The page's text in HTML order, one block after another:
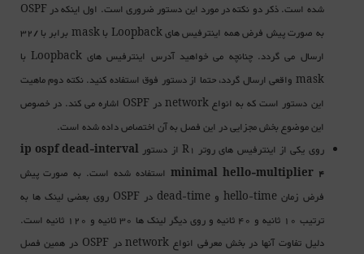
شده است. ذکر دو نکته در مورد این دستور ضروری است. اول اینکه درOSPF
به صورت پیش فرض همه اینترفیس هایLoopback باmask
برابر با /32
ارسال می گردد. چنانچه می خواهید آدرس اینترفیس هایLoopback با
mask واقعی ارسال گردد، حتما از دستور فوق استفاده کنید. نکته دوم ماهیت
این دستور است که به انواعnetworkدر OSPF اشاره می کند. در خصوص
این موضوع بخش مجزایی در این فصل به آن اختصاص داده شده است.
روی یکی از اینترفیس های روتر R1 از دستور ip ospf dead-interval
minimal hello-multiplier 4 استفاده شده است. به صورت پیش
فرض زمانhello-time و dead-time در OSPF روی بعضی لینک ها به
ترتیب 10 ثانیه و 40 ثانیه و روی دیگر لینک ها 30 ثانیه و 120 ثانیه است.
دلیل تفاوت آنها در بخش معرفی انواع networkدر OSPF در همین فصل